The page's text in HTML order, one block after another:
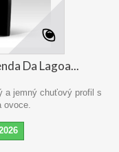
Da Lagoa...
a jemný chuťový profil s
ovoce.